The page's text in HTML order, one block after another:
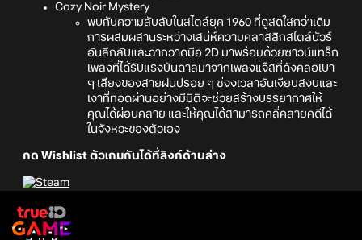
Cozy Noir Mystery
พบกับความลับลับในสไตล์ยุค 1960 ที่ดูสดใสกว่าเดิม
การผสมผสานระหว่างเสน่ห์ความคลาสสิกสไตล์นัวร์
อันลึกลับและฉากวาดมือ 2D มาพร้อมด้วยซาวน์แทร็ก
เพลงที่ได้รับแรงบันดาลมาจากเพลงแจ๊สที่ดังคลอเบา
ๆ เสียงของสายฝนปรอย ๆ ช่งงเวลาอันเงียบสงบและ
เงาที่ทอดผ่านอย่างมีมิติจะช่วยสร้างบรรยากาศให้
คุณได้ผ่อนคลาย และให้คุณได้สามารถคลี่คลายคดีได้
ในจังหวะของตัวเอง
กด Wishlist ตัวเกมกันได้ที่ลิงก์ด้านล่าง